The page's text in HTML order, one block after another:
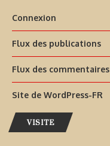
Connexion
Flux des publications
Flux des commentaires
Site de WordPress-FR
VISITE